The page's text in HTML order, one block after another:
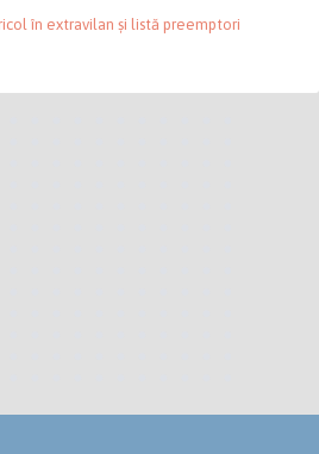
în extravilan și listă preemptori